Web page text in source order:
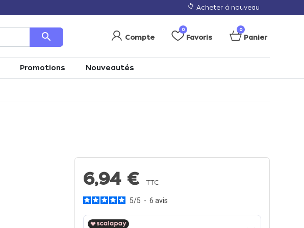
loop Acheter à nouveau
search Compte
0
Favoris
0
Panier
Promotions Nouveautés
6,94 € TTC
5/5 - 6 avis